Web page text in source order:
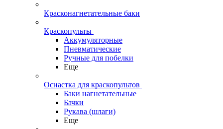
Красконагнетательные баки
Краскопульты
Аккумуляторные
Пневматические
Ручные для побелки
Еще
Оснастка для краскопультов
Баки нагнетательные
Бачки
Рукава (шлаги)
Еще